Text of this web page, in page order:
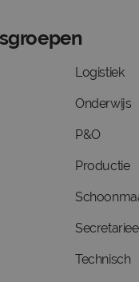
Logistiek
Onderwijs
P&O
Productie
Technisch